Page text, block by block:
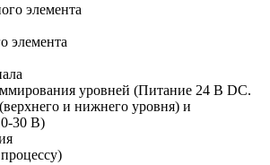
элемента
элемента
уровней (Питание 24 В DC.
и нижнего уровня) и
30 В)